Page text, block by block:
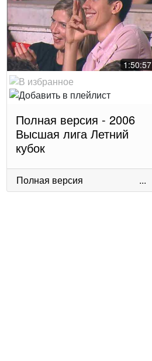
1:50:57
Полная версия - 2006
Высшая лига Летний
кубок
Полная версия ...